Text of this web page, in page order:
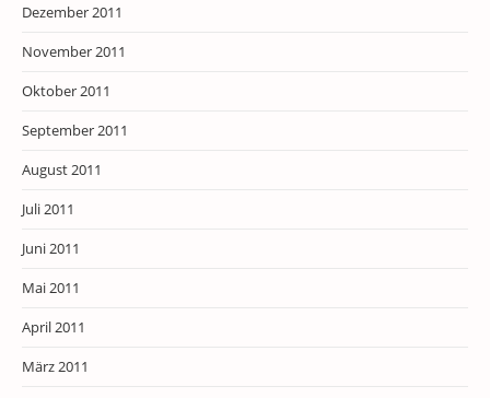
Dezember 2011
November 2011
Oktober 2011
September 2011
August 2011
Juli 2011
Juni 2011
Mai 2011
April 2011
März 2011